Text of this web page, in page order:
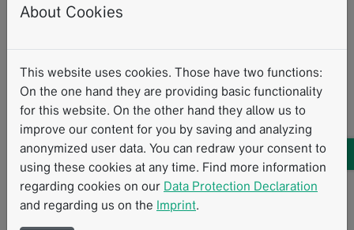
AACI CRI 2026
06.2026
18. Jährliches AACI Clinical Research Innovation
Meeting
Read more
About Cookies
This website uses cookies. Those have two functions:
On the one hand they are providing basic functionality
for this website. On the other hand they allow us to
improve our content for you by saving and analyzing
anonymized user data. You can redraw your consent to
using these cookies at any time. Find more information
regarding cookies on our Data Protection Declaration
and regarding us on the Imprint.